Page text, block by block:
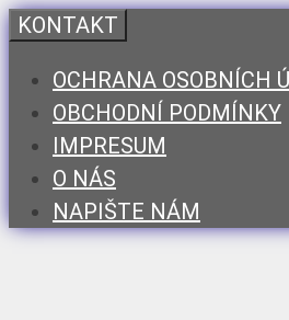
Přeskočit
obsah
KONTAKT
OCHRANA OSOBNÍCH
OBCHODNÍ PODMÍNKY
IMPRESUM
O NÁS
NAPIŠTE NÁM